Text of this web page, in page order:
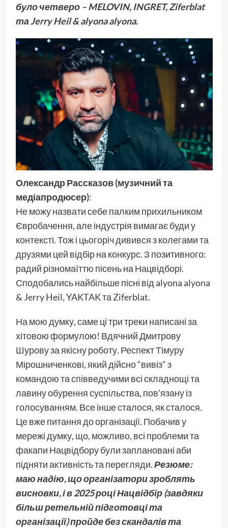
було четверо – MELOVIN, INGRET, Ziferblat
та Jerry Heil & alyona alyona.
Олександр Рассказов (музичний та
медіапродюсер):
Не можу назвати себе палким прихильником
Євробачення, але індустрія вимагає буди у
контексті. Тож і цьогоріч дивився з колегами та
друзями цей відбір на конкурс. З позитивного:
радий різномаїттю пісень на Нацвідборі.
Сподобались найбільше пісні від alyona alyona
& Jerry Heil, YAKTAK та Ziferblat.
На мою думку, саме ці три треки написані за
хітовою формулою! Вдячний Дмитрову
Шурову за якісну роботу. Респект Тімуру
Мірошниченкові, який дійсно “вивіз” з
командою та співведучими всі складнощі та
лавину обурення суспільства, повʼязану із
голосуванням. Все інше сталося, як сталося.
Це вже питання до організації. Побачив у
мережі думку, що, можливо, всі проблеми та
факапи Нацвідбору були заплановані аби
підняти активність та перегляди.Резюме:
маю надію, що організатори зроблять
висновки, і в 2025 році Нацвідбір (завдяки
більш ретельній підготовці та
організації) пройде без скандалів та